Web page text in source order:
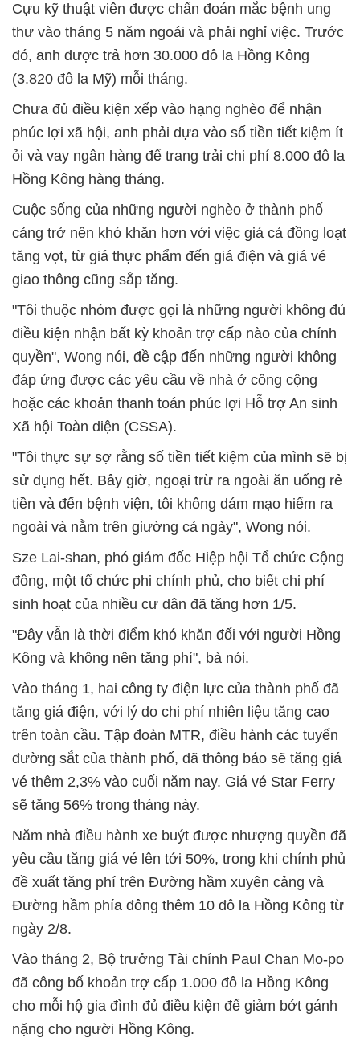
Cựu kỹ thuật viên được chẩn đoán mắc bệnh ung
thư vào tháng 5 năm ngoái và phải nghỉ việc. Trước
đó, anh được trả hơn 30.000 đô la Hồng Kông
(3.820 đô la Mỹ) mỗi tháng.
Chưa đủ điều kiện xếp vào hạng nghèo để nhận
phúc lợi xã hội, anh phải dựa vào số tiền tiết kiệm ít
ỏi và vay ngân hàng để trang trải chi phí 8.000 đô la
Hồng Kông hàng tháng.
Cuộc sống của những người nghèo ở thành phố
cảng trở nên khó khăn hơn với việc giá cả đồng loạt
tăng vọt, từ giá thực phẩm đến giá điện và giá vé
giao thông cũng sắp tăng.
"Tôi thuộc nhóm được gọi là những người không đủ
điều kiện nhận bất kỳ khoản trợ cấp nào của chính
quyền", Wong nói, đề cập đến những người không
đáp ứng được các yêu cầu về nhà ở công cộng
hoặc các khoản thanh toán phúc lợi Hỗ trợ An sinh
Xã hội Toàn diện (CSSA).
"Tôi thực sự sợ rằng số tiền tiết kiệm của mình sẽ bị
sử dụng hết. Bây giờ, ngoại trừ ra ngoài ăn uống rẻ
tiền và đến bệnh viện, tôi không dám mạo hiểm ra
ngoài và nằm trên giường cả ngày", Wong nói.
Sze Lai-shan, phó giám đốc Hiệp hội Tổ chức Cộng
đồng, một tổ chức phi chính phủ, cho biết chi phí
sinh hoạt của nhiều cư dân đã tăng hơn 1/5.
"Đây vẫn là thời điểm khó khăn đối với người Hồng
Kông và không nên tăng phí", bà nói.
Vào tháng 1, hai công ty điện lực của thành phố đã
tăng giá điện, với lý do chi phí nhiên liệu tăng cao
trên toàn cầu. Tập đoàn MTR, điều hành các tuyến
đường sắt của thành phố, đã thông báo sẽ tăng giá
vé thêm 2,3% vào cuối năm nay. Giá vé Star Ferry
sẽ tăng 56% trong tháng này.
Năm nhà điều hành xe buýt được nhượng quyền đã
yêu cầu tăng giá vé lên tới 50%, trong khi chính phủ
đề xuất tăng phí trên Đường hầm xuyên cảng và
Đường hầm phía đông thêm 10 đô la Hồng Kông từ
ngày 2/8.
Vào tháng 2, Bộ trưởng Tài chính Paul Chan Mo-po
đã công bố khoản trợ cấp 1.000 đô la Hồng Kông
cho mỗi hộ gia đình đủ điều kiện để giảm bớt gánh
nặng cho người Hồng Kông.